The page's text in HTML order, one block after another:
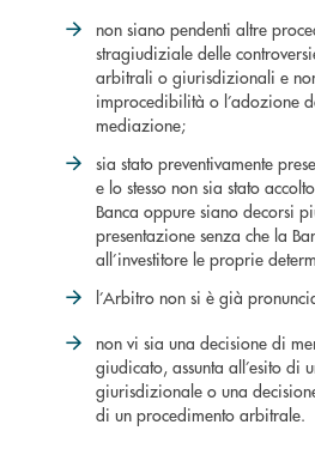
non siano pendenti altre
stragiudiziale delle
arbitrali o giurisdizionali e
improcedibilità o l’adozione
mediazione;
sia stato preventivamente
e lo stesso non sia stato
Banca oppure siano decorsi
presentazione senza che la
all’investitore le proprie
l’Arbitro non si è già
non vi sia una decisione di
giudicato, assunta all’esito di
giurisdizionale o una
di un procedimento arbitrale.